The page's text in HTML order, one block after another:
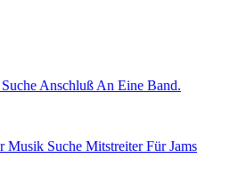
Anschluß An Eine Band.
Musik Suche Mitstreiter Für Jams